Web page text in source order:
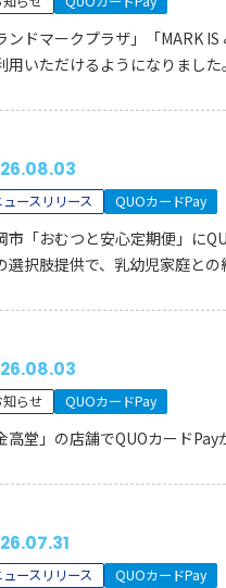
ンドマークプラザ」「MARK
用いただけるようになりました。
ースリリース QUOカードPay
市「おむつと安心定期便」に
選択肢提供で、乳幼児家庭と
知らせ QUOカードPay
高堂」の店舗でQUOカード
ースリリース QUOカードPay